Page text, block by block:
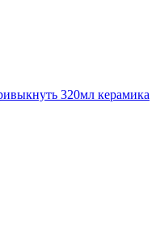
320мл керамика